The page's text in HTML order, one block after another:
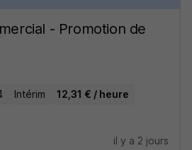
- Promotion de
Intérim 12,31 € / heure
il y a 2 jours